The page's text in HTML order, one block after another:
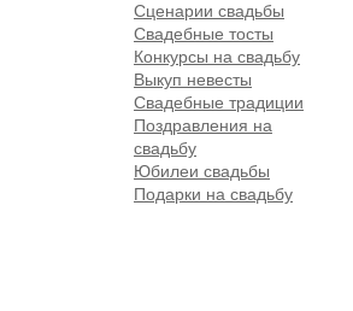
Сценарии свадьбы
Свадебные тосты
Конкурсы на свадьбу
Выкуп невесты
Свадебные традиции
Поздравления на
свадьбу
Юбилеи свадьбы
Подарки на свадьбу